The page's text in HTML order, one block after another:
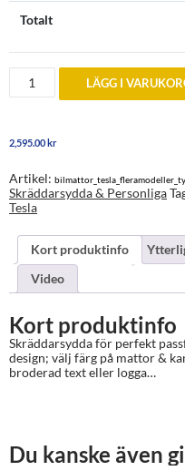
Totalt
Tesla
Bilmattor
-
personliga
LÄGG I
2,595.00kr
Artikel:
Skräddarsydda & Personliga
Tesla
Kort produktinfo
Video
Kort produktinfo
Skräddarsydda för perfekt
design; välj färg på mattor &
broderad text eller logga…
Du kanske även